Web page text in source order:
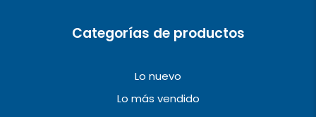
Categorías de productos
Lo nuevo
Lo más vendido